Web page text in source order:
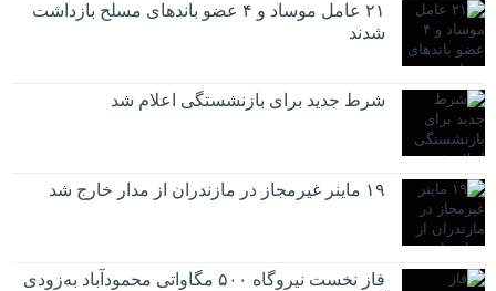
۲۱ عامل موساد و ۴ عضو باند‌های مسلح بازداشت
شدند
شرط جدید برای بازنشستگی اعلام شد
۱۹ ماینر غیرمجاز در مازندران از مدار خارج شد
فاز نخست نیروگاه ۵۰۰ مگاواتی محمودآباد به‌زودی